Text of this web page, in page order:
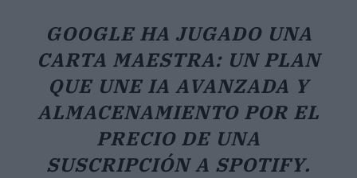
GOOGLE HA JUGADO UNA
CARTA MAESTRA: UN PLAN
QUE UNE IA AVANZADA Y
ALMACENAMIENTO POR EL
PRECIO DE UNA
SUSCRIPCIÓN A SPOTIFY.